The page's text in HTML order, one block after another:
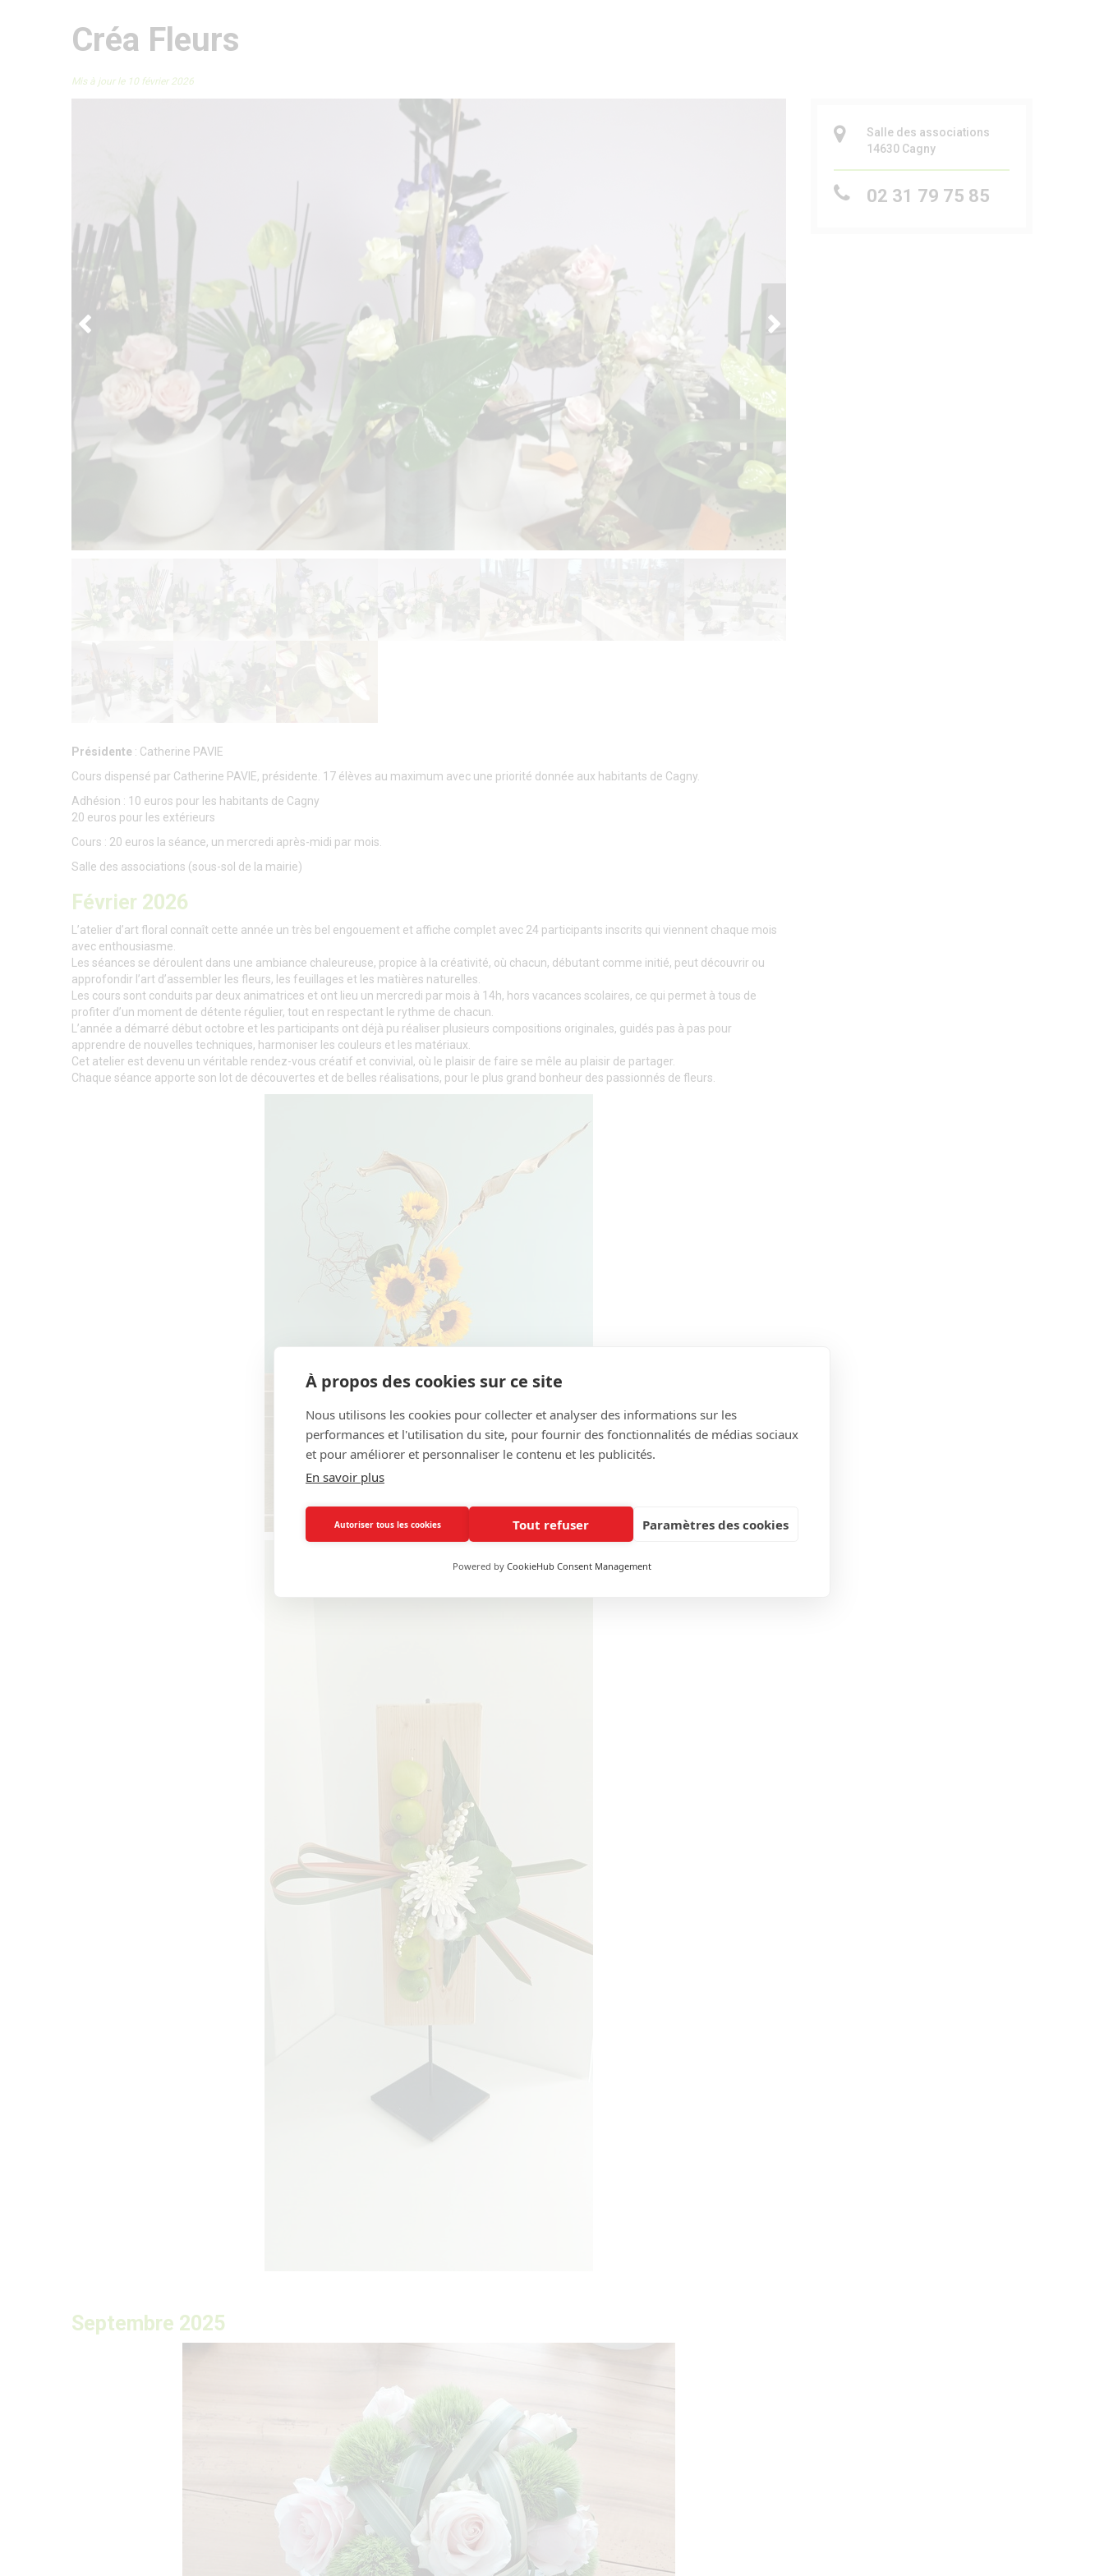
Créa Fleurs
Mis à jour le 10 février 2026
Présidente : Catherine PAVIE
Cours dispensé par Catherine PAVIE, présidente. 17 élèves au maximum avec une priorité donnée aux habitants de Cagny.
Adhésion : 10 euros pour les habitants de Cagny
20 euros pour les extérieurs
Cours : 20 euros la séance, un mercredi après-midi par mois.
Salle des associations (sous-sol de la mairie)
Février 2026
L’atelier d’art floral connaît cette année un très bel engouement et affiche complet avec 24 participants inscrits qui viennent chaque mois
avec enthousiasme.
Les séances se déroulent dans une ambiance chaleureuse, propice à la créativité, où chacun, débutant comme initié, peut découvrir ou
approfondir l’art d’assembler les fleurs, les feuillages et les matières naturelles.
Les cours sont conduits par deux animatrices et ont lieu un mercredi par mois à 14h, hors vacances scolaires, ce qui permet à tous de
profiter d’un moment de détente régulier, tout en respectant le rythme de chacun.
L’année a démarré début octobre et les participants ont déjà pu réaliser plusieurs compositions originales, guidés pas à pas pour
apprendre de nouvelles techniques, harmoniser les couleurs et les matériaux.
Cet atelier est devenu un véritable rendez-vous créatif et convivial, où le plaisir de faire se mêle au plaisir de partager.
Chaque séance apporte son lot de découvertes et de belles réalisations, pour le plus grand bonheur des passionnés de fleurs.
Septembre 2025
Salle des associations
14630 Cagny
02 31 79 75 85
À propos des cookies sur ce site
Nous utilisons les cookies pour collecter et analyser des informations sur les
performances et l'utilisation du site, pour fournir des fonctionnalités de médias sociaux
et pour améliorer et personnaliser le contenu et les publicités.
En savoir plus
Autoriser tous les cookies Tout refuser Paramètres des cookies
Powered by CookieHub Consent Management